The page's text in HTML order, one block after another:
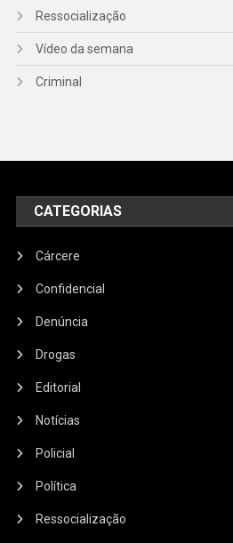
Ressocialização
Vídeo da semana
Criminal
CATEGORIAS
Cárcere
Confidencial
Denúncia
Drogas
Editorial
Notícias
Policial
Política
Ressocialização